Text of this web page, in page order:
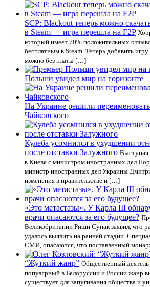
SCP: Blackout теперь можно
в Steam — игра перешла на F2P
который имеет 70% положительных
бесплатным в Steam. Теперь добавить
можно без платы […]
Польши увидел мир на горизонте
На Украине решили
Чайковского
Кулеба усомнился в ухудшении
после отставки Залужного Выступая
в Киеве с министром иностранных дел
министр иностранных дел Украины
изменения в правительстве и […]
«Это метастазы». У Карла III
врачи опасаются за его будущее?
Великобритании Риши Сунак заявил, что
удалось выявить на ранней стадии.
СМИ, опасаются, что поставленный
“Жуткий жанр” Общественный деятель
популярный в Белоруссии и России жанр
существует для запугивания общества и